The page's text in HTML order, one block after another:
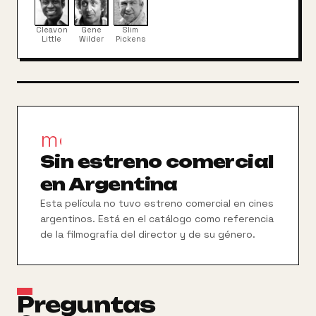
desorden y la anarquía en la ciudad.
Cleavon
Little
Gene
Wilder
Slim
Pickens
movie_filter
Sin estreno comercial
en Argentina
Esta película no tuvo estreno comercial en cines
argentinos. Está en el catálogo como referencia
de la filmografía del director y de su género.
Preguntas